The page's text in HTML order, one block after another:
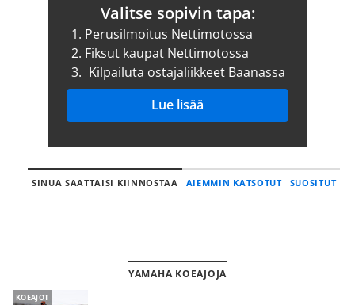
Valitse sopivin tapa:
1. Perusilmoitus Nettimotossa
2. Fiksut kaupat Nettimotossa
3. Kilpailuta ostajaliikkeet Baanassa
Lue lisää
SINUA SAATTAISI KIINNOSTAA AIEMMIN KATSOTUT SUOSITUT
YAMAHA KOEAJOJA
KOEAJOT